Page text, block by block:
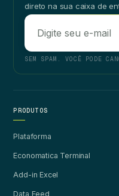
direto na sua caixa de
SEM SPAM. VOCÊ PODE
PRODUTOS
Plataforma
Economatica Terminal
Add-in Excel
Data Feed